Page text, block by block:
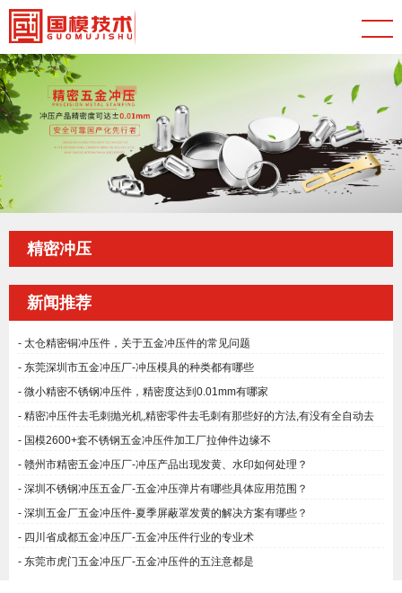
精密冲压
新闻推荐
太仓精密铜冲压件，关于五金冲压件的常见问题
东莞深圳市五金冲压厂-冲压模具的种类都有哪些
微小精密不锈钢冲压件，精密度达到0.01mm有哪家
精密冲压件去毛刺抛光机,精密零件去毛刺有那些好的方法,有没有全自动去
毛刺的设备?
国模2600+套不锈钢五金冲压件加工厂拉伸件边缘不
赣州市精密五金冲压厂-冲压产品出现发黄、水印如何处理？
深圳不锈钢冲压五金厂-五金冲压弹片有哪些具体应用范围？
深圳五金厂五金冲压件-夏季屏蔽罩发黄的解决方案有哪些？
四川省成都五金冲压厂-五金冲压件行业的专业术
东莞市虎门五金冲压厂-五金冲压件的五注意都是